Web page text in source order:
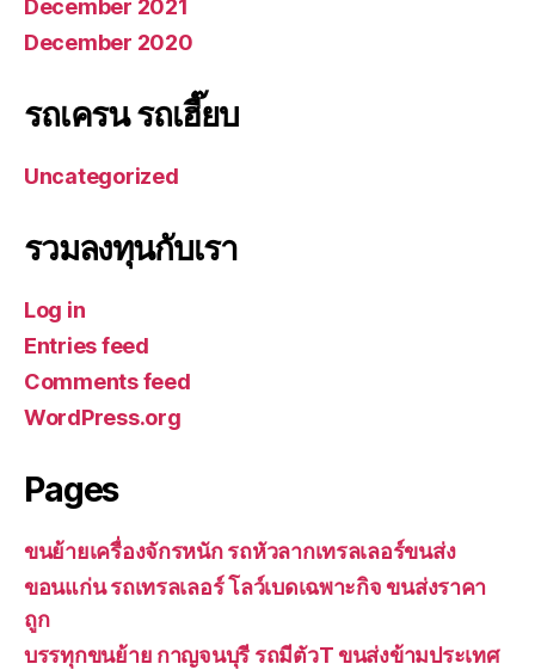
December 2021
December 2020
รถเครน รถเฮี๊ยบ
Uncategorized
รวมลงทุนกับเรา
Log in
Entries feed
Comments feed
WordPress.org
Pages
ขนย้ายเครื่องจักรหนัก รถหัวลากเทรลเลอร์ขนส่ง
ขอนแก่น รถเทรลเลอร์ โลว์เบดเฉพาะกิจ ขนส่งราคา
ถูก
บรรทุกขนย้าย กาญจนบุรี รถมีตัวT ขนส่งข้ามประเทศ